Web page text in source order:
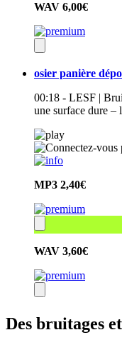
WAV 6,00€
osier panière
00:18 - LESF |
une surface dure –
MP3 2,40€
WAV 3,60€
Des bruitages